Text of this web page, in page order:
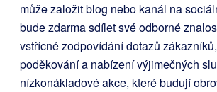
může založit blog nebo kanál na
bude zdarma sdílet své odborné
vstřícné zodpovídání dotazů
poděkování a nabízení výjimečných
nízkonákladové akce, které budují